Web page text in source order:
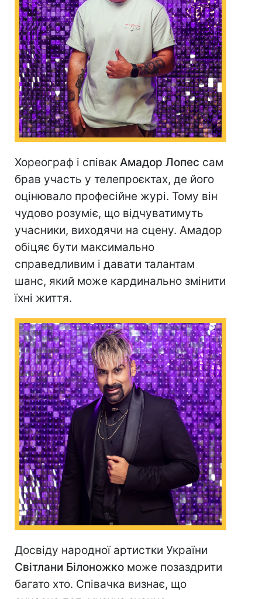
Хореограф і співак Амадор Лопес сам
брав участь у телепроєктах, де його
оцінювало професійне журі. Тому він
чудово розуміє, що відчуватимуть
учасники, виходячи на сцену. Амадор
обіцяє бути максимально
справедливим і давати талантам
шанс, який може кардинально змінити
їхні життя.
Досвіду народної артистки України
Світлани Білоножко може позаздрити
багато хто. Співачка визнає, що